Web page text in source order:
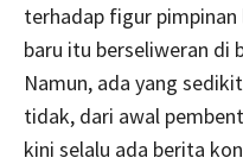
terhadap figur
baru itu berseliweran di
Namun, ada yang
tidak, dari awal
kini selalu ada berita